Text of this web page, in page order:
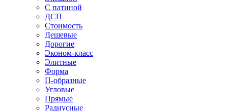
С патиной
ДСП
Стоимость
Дешевые
Дорогие
Эконом-класс
Элитные
Форма
П-образные
Угловые
Прямые
Радиусные